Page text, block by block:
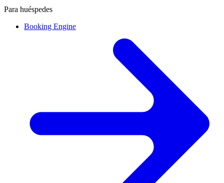
Para huéspedes
Booking Engine